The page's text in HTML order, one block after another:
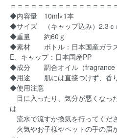
＝＝＝＝＝＝＝＝＝＝＝＝＝＝＝
◆内容量 10ml×1本
◆サイズ （キャップ込み）2.3ｃ
◆重量 約60ｇ
◆素材 ボトル：日本国産ガラス
E、キャップ：日本国産PP
◆成分 調合オイル（fragrance
◆用途 肌には直接つけず、香り
◆使用注意
目に入ったり、気分が悪くなっ
は
流水で流すか換気を行ってくだ
火気やお子様やペットの手の届